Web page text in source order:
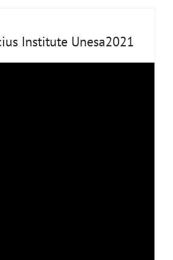
Institute Unesa2021